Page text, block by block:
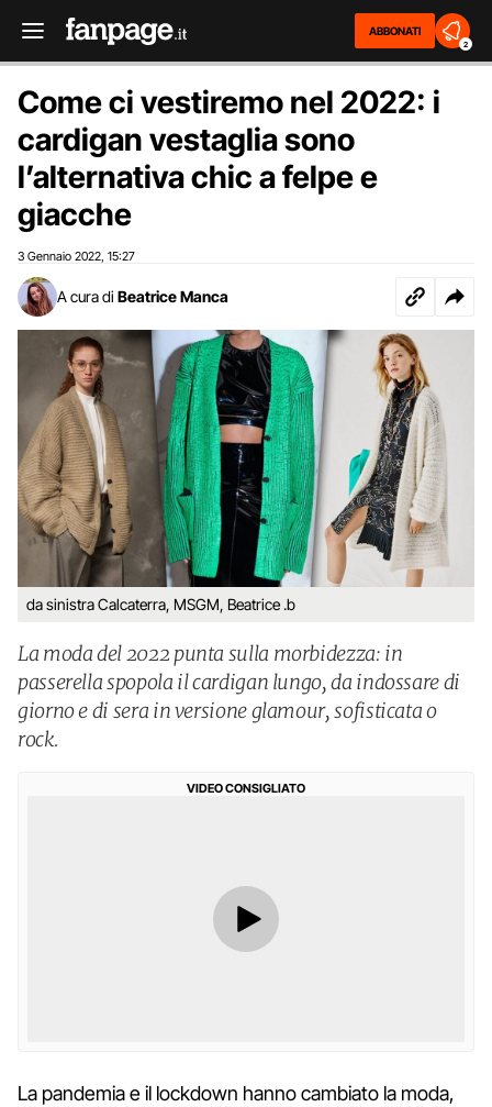
ABBONATI
2
Come ci vestiremo nel 2022: i
cardigan vestaglia sono
l’alternativa chic a felpe e
giacche
3 Gennaio 2022 15:27
A cura di Beatrice Manca
da sinistra Calcaterra, MSGM, Beatrice .b
La moda del 2022 punta sulla morbidezza: in
passerella spopola il cardigan lungo, da indossare di
giorno e di sera in versione glamour, sofisticata o
rock.
VIDEO CONSIGLIATO
La pandemia e il lockdown hanno cambiato la moda,